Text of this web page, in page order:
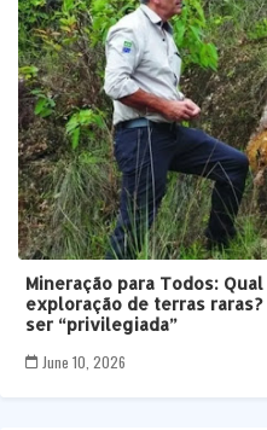
Mineração para Todos:
exploração de terras
ser “privilegiada”
June 10, 2026